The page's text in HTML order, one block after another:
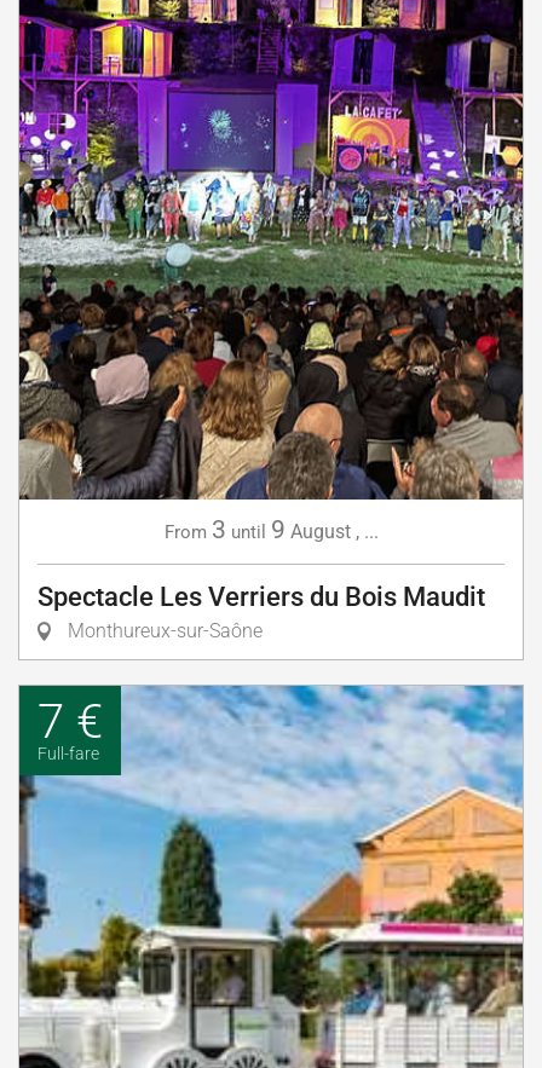
From 3 until 9 August, ...
Spectacle Les Verriers du Bois Maudit
Monthureux-sur-Saône
7 €
Full-fare